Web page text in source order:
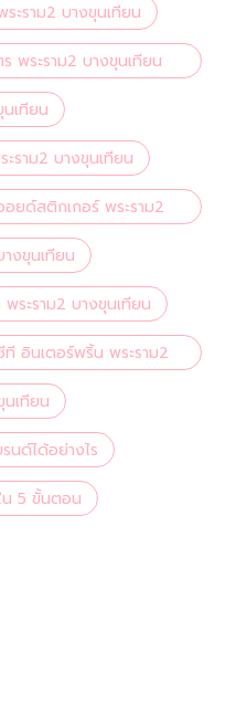
ะราม2 บางขุนเทียน
พระราม2 บางขุนเทียน
เทียน
ราม2 บางขุนเทียน
ยด์สติกเกอร์ พระราม2
งขุนเทียน
ระราม2 บางขุนเทียน
อินเตอร์พริ้น พระราม2
เทียน
นด์ได้อย่างไร
น 5 ขั้นตอน